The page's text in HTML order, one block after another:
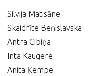
Silvija Matisāne
Skaidrīte Beņislavska
Antra Cibiņa
Inta Kaugere
Anita Ķempe